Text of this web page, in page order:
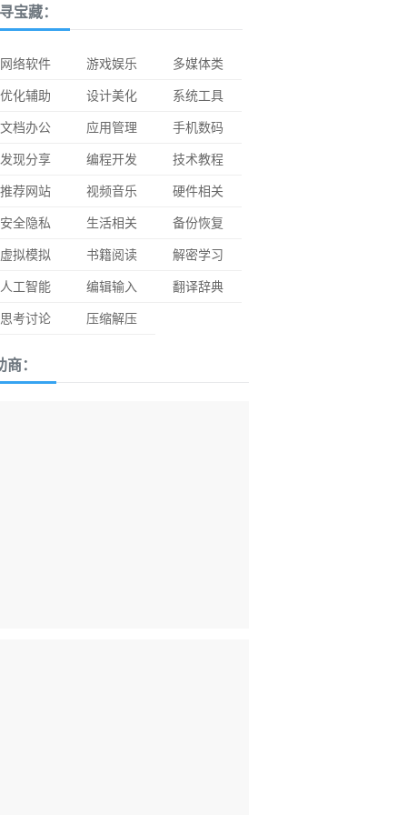
宝藏：
网络软件 游戏娱乐
多媒体类
优化辅助
设计美化
系统工具
文档办公
应用管理
手机数码
发现分享
编程开发
技术教程
推荐网站
视频音乐
硬件相关
安全隐私
生活相关
备份恢复
虚拟模拟
书籍阅读
解密学习
人工智能
编辑输入
翻译辞典
思考讨论
压缩解压
商：